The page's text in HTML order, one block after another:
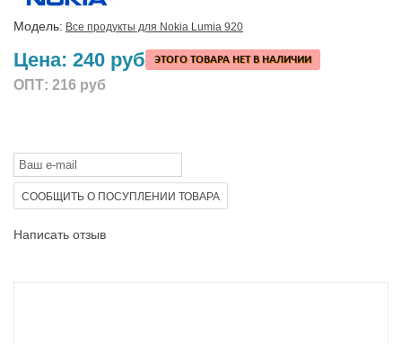
Модель: Все продукты для Nokia Lumia 920
Цена: 240 руб
ОПТ: 216 руб
ЭТОГО ТОВАРА НЕТ В НАЛИЧИИ
СООБЩИТЬ О ПОСУПЛЕНИИ ТОВАРА
Написать отзыв